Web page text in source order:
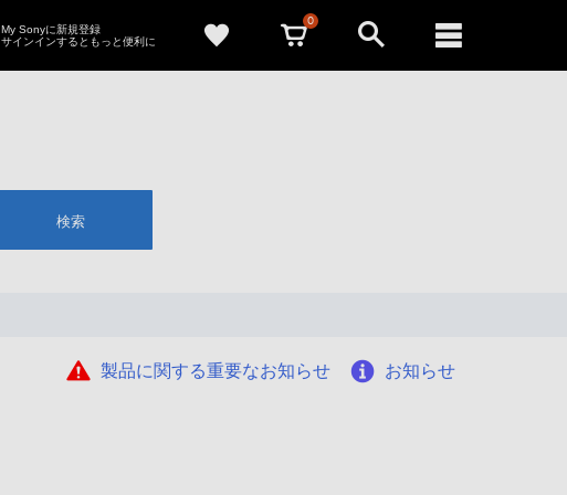
My Sonyに新規登録
サインインするともっと便利に
0
検索
製品に関する重要なお知らせ お知らせ